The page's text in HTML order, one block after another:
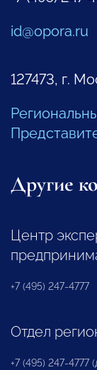
id@opora.ru
127473, г.
Другие
Центр
+7 (495) 247-4777
Отдел
+7 (495) 247-4777